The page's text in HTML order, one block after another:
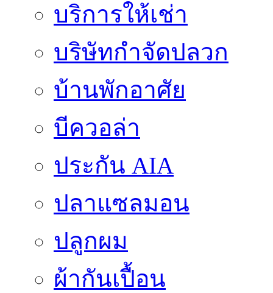
บริการให้เช่า
บริษัทกำจัดปลวก
บ้านพักอาศัย
บีควอล่า
ประกัน AIA
ปลาแซลมอน
ปลูกผม
ผ้ากันเปื้อน